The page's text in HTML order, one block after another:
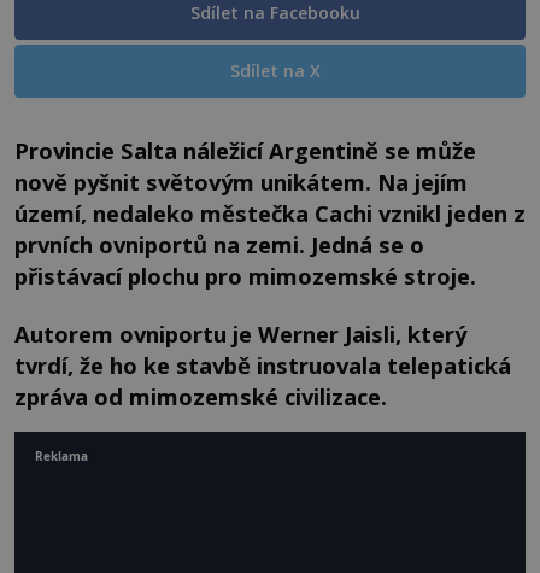
Sdílet na Facebooku
Sdílet na X
Provincie Salta náležicí Argentině se může
nově pyšnit světovým unikátem. Na jejím
území, nedaleko městečka Cachi vznikl jeden z
prvních ovniportů na zemi. Jedná se o
přistávací plochu pro mimozemské stroje.
Autorem ovniportu je Werner Jaisli, který
tvrdí, že ho ke stavbě instruovala telepatická
zpráva od mimozemské civilizace.
Reklama